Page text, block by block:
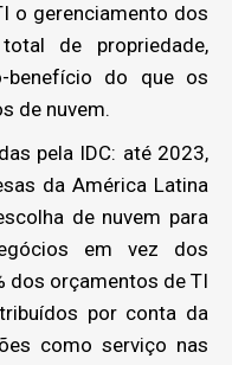
o gerenciamento dos
de propriedade,
benefício do que os
de nuvem.
pela IDC: até 2023,
da América Latina
de nuvem para
em vez dos
dos orçamentos de TI
por conta da
como serviço nas